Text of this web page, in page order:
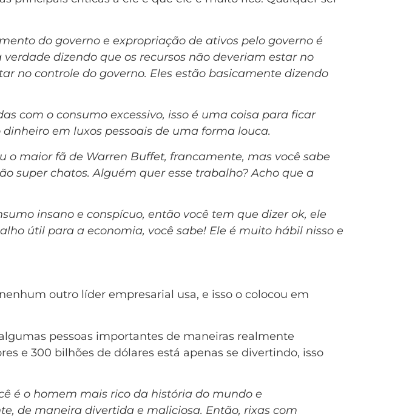
do governo e expropriação de ativos pelo governo é
dizendo que os recursos não deveriam estar no
no controle do governo. Eles estão basicamente dizendo
com o consumo excessivo, isso é uma coisa para ficar
em luxos pessoais de uma forma louca.
o maior fã de Warren Buffet, francamente, mas você sabe
super chatos. Alguém quer esse trabalho? Acho que a
insano e conspícuo, então você tem que dizer ok, ele
útil para a economia, você sabe! Ele é muito hábil nisso e
outro líder empresarial usa, e isso o colocou em
pessoas importantes de maneiras realmente
e 300 bilhões de dólares está apenas se divertindo, isso
é o homem mais rico da história do mundo e
de maneira divertida e maliciosa. Então, rixas com